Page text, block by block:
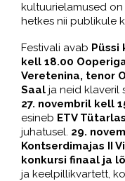
kultuurielamused
hetkes nii publikule
Festivali avab Püssi
kell 18.00
Veretenina, tenor
Saal ja neid klaveril
27. novembril kell
esineb ETV
juhatusel. 29.
Kontserdimajas II
konkursi finaal ja
ja keelpillikvartett,